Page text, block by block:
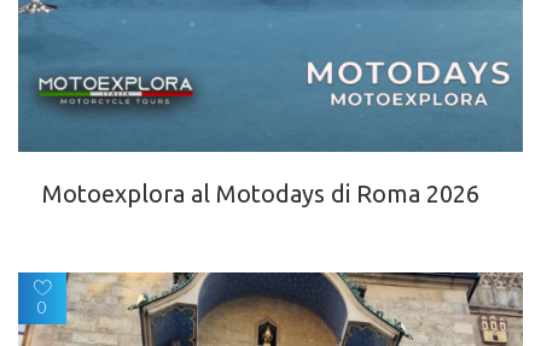
Motoexplora al Motodays di Roma 2026
0